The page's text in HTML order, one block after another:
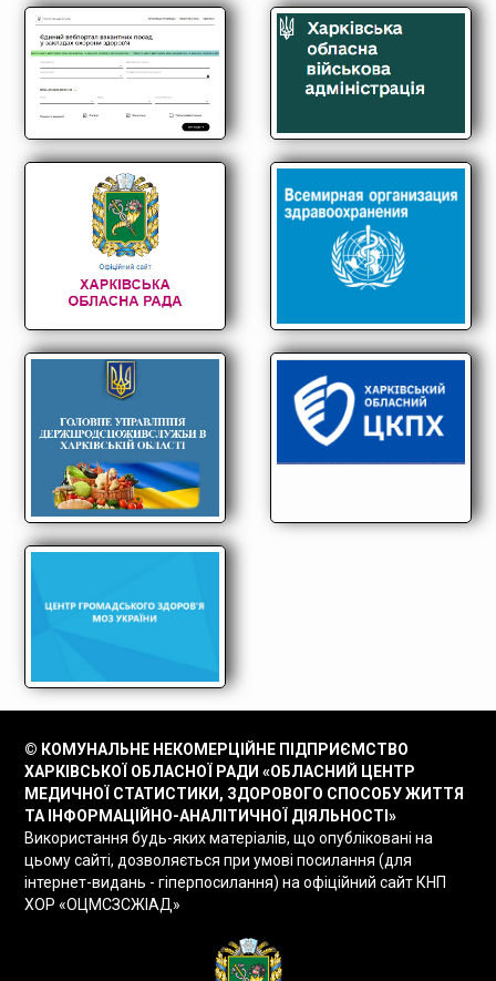
© КОМУНАЛЬНЕ НЕКОМЕРЦІЙНЕ ПІДПРИЄМСТВО
ХАРКІВСЬКОЇ ОБЛАСНОЇ РАДИ «ОБЛАСНИЙ ЦЕНТР
МЕДИЧНОЇ СТАТИСТИКИ, ЗДОРОВОГО СПОСОБУ ЖИТТЯ
ТА ІНФОРМАЦІЙНО-АНАЛІТИЧНОЇ ДІЯЛЬНОСТІ»
Використання будь-яких матеріалів, що опубліковані на
цьому сайті, дозволяється при умові посилання (для
інтернет-видань - гіперпосилання) на офіційний сайт КНП
ХОР «ОЦМСЗСЖІАД»